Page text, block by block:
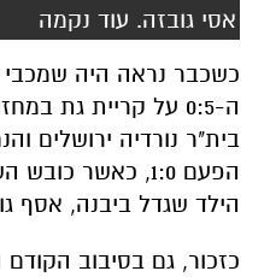
אסי גובזה. עוד נקמה
כשכבר נראה היה שמכבי
ה-0:5 על קריית גת
בית"ר נורדיה ירושלים
הפעם 1:0, כאשר
הילד שגדל ביבנה, אסף
כזכור, גם בסיבוב הקודם